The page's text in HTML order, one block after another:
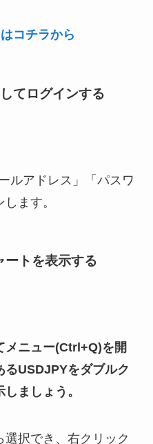
コチラから
てログインする
ルアドレス」「パスワ
ます。
トを表示する
メニュー(Ctrl+Q)を開
るUSDJPYをダブルク
ましょう。
択でき、右クリック